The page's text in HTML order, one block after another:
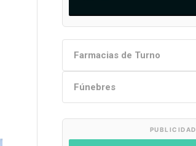
Farmacias de Turno
Fúnebres
PUBLICIDAD